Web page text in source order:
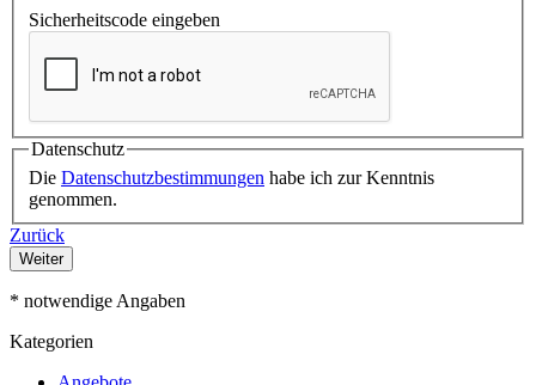
Sicherheitscode eingeben
Datenschutz
Die Datenschutzbestimmungen habe ich zur Kenntnis
genommen.
Zurück
Weiter
* notwendige Angaben
Kategorien